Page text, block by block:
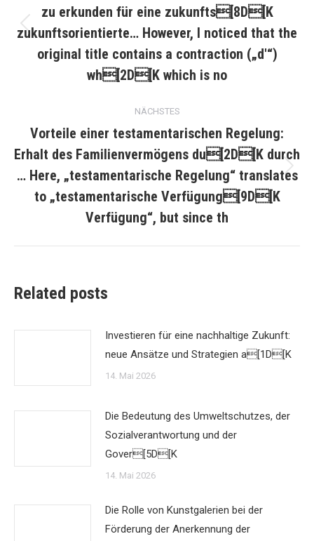
Vorheriger
Beitrag:
zu erkunden für eine zukunfts[8D[K
zukunftsorientierte… However, I noticed that the
original title contains a contraction („d'“)
wh[2D[K which is no
NÄCHSTES
Nächster
Beitrag:
Vorteile einer testamentarischen Regelung:
Erhalt des Familienvermögens du[2D[K durch
… Here, „testamentarische Regelung“ translates
to „testamentarische Verfügung[9D[K
Verfügung“, but since th
Related posts
Investieren für eine nachhaltige Zukunft:
neue Ansätze und Strategien a[1D[K
14. Mai 2026
Die Bedeutung des Umweltschutzes, der
Sozialverantwortung und der
Gover[5D[K
14. Mai 2026
Die Rolle von Kunstgalerien bei der
Förderung der Anerkennung der